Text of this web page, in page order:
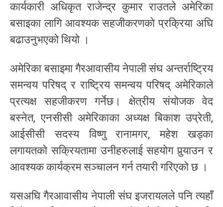
कार्यकारी अधिकृत राजेन्द्र कुमार राउतले अमेरिका
बसाइका लागि आवश्यक सहजीकरणको प्रक्रिया अघि
बढाउनुभएको थियो ।
अमेरिका बसाइमा गैरआवासीय नेपाली संघ अन्तर्राष्ट्रिय
समन्वय परिषद् र राष्ट्रिय समन्वय परिषद् अमेरिकाले
प्रत्यक्ष सहजीकरण गर्नेछ। क्षेत्रीय संयोजक वेद
बस्नेत, एनसीसी अमेरिकाका अध्यक्ष बिकाश उप्रेती,
आईसीसी सदस्य विष्णु रानामगर, महेश खड्का
लगायतको सक्रियतामा उनीहरुलाई सहयोग पुर्‍याउन र
आवश्यक कार्यक्रम सञ्चालन गर्न तयारी गरिएको छ ।
यसअघि गैरआवासीय नेपाली संघ इजरायलले पनि त्यहाँ